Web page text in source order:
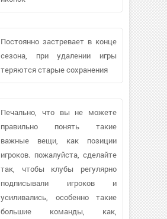
Постоянно застревает в конце
сезона, при удалении игры
теряются старые сохранения
Печально, что вы не можете
правильно понять такие
важные вещи, как позиции
игроков. пожалуйста, сделайте
так, чтобы клубы регулярно
подписывали игроков и
усиливались, особенно такие
большие команды, как,